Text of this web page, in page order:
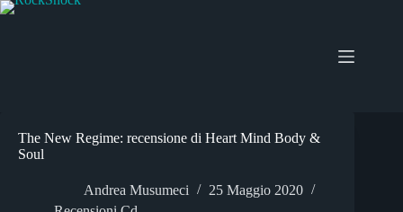
Salta
The New Regime: recensione di Heart Mind Body &
Soul
Andrea Musumeci
25 Maggio 2020